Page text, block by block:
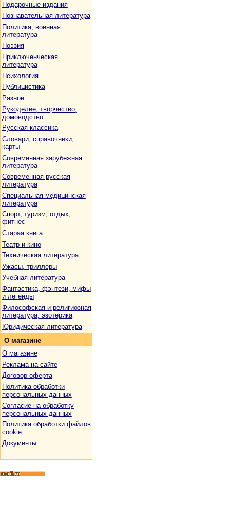
Подарочные издания
Познавательная литература
Политика, военная
литература
Поэзия
Приключенческая
литература
Психология
Публицистика
Разное
Рукоделие, творчество,
домоводство
Русская классика
Словари, справочники,
карты
Современная зарубежная
литература
Современная русская
литература
Специальная медицинская
литература
Спорт, туризм, отдых,
фитнес
Старая книга
Театр и кино
Техническая литература
Ужасы, триллеры
Учебная литература
Фантастика, фэнтези, мифы
и легенды
Философская и религиозная
литература, эзотерика
Юридическая литература
О магазине
О магазине
Реклама на сайте
Договор-оферта
Политика обработки
персональных данных
Согласие на обработку
персональных данных
Политика обработки файлов
cookie
Документы